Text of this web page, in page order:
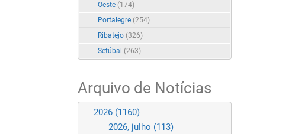
Oeste (174)
Portalegre (254)
Ribatejo (326)
Setúbal (263)
Arquivo de Notícias
2026 (1160)
2026, julho (113)